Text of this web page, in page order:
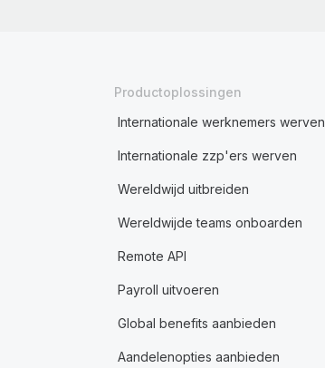
Productoplossingen
Internationale werknemers werven
Internationale zzp'ers werven
Wereldwijd uitbreiden
Wereldwijde teams onboarden
Remote API
Payroll uitvoeren
Global benefits aanbieden
Aandelenopties aanbieden